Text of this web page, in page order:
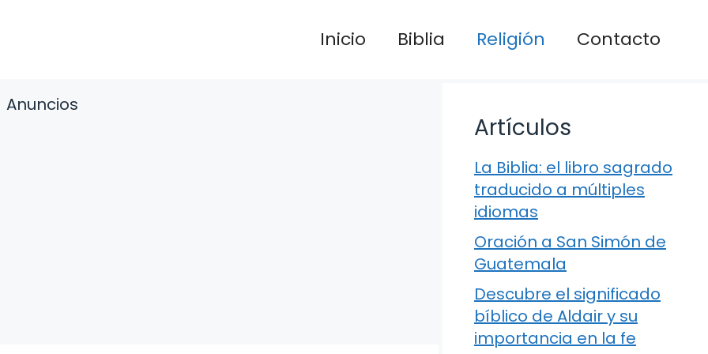
Inicio Biblia Religión Contacto
Anuncios
Artículos
La Biblia: el libro sagrado
traducido a múltiples
idiomas
Oración a San Simón de
Guatemala
Descubre el significado
bíblico de Aldair y su
importancia en la fe